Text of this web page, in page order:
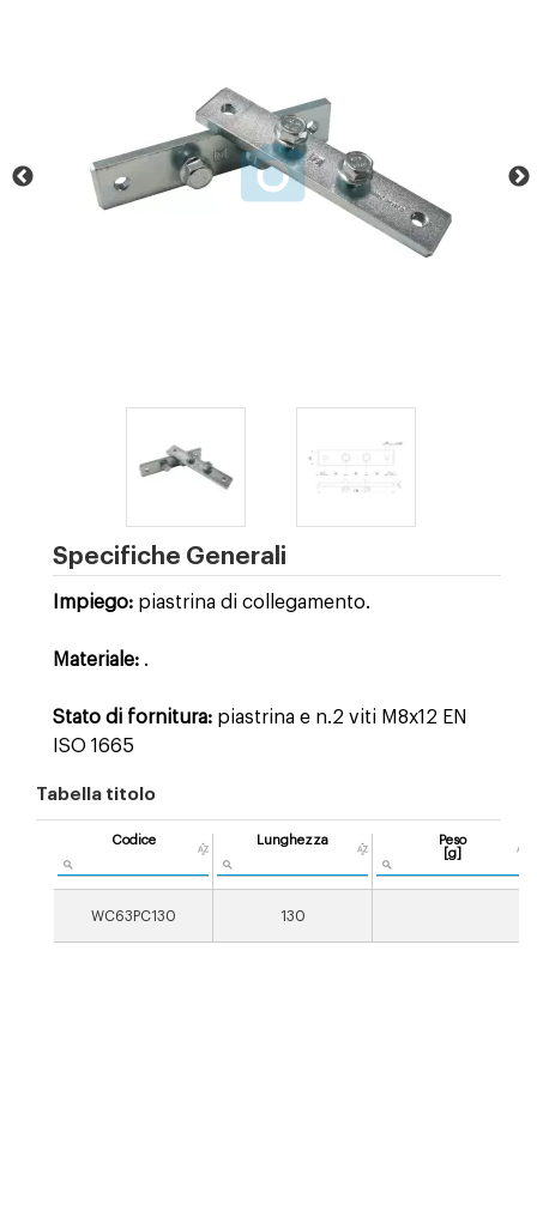
Specifiche Generali
Impiego: piastrina di collegamento.
Materiale: .
Stato di fornitura: piastrina e n.2 viti M8x12 EN
ISO 1665
Tabella titolo
Codice Lunghezza
Peso
[g]
WC63PC130 130